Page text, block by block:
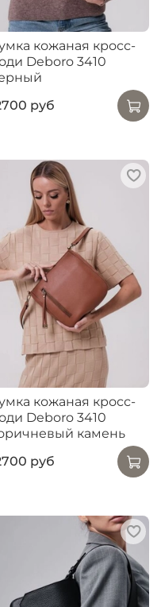
кожаная кросс-
Deboro 3410
руб
кожаная кросс-
Deboro 3410
камень
руб